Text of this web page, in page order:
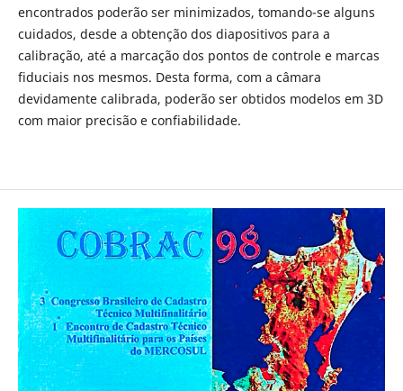
encontrados poderão ser minimizados, tomando-se alguns
cuidados, desde a obtenção dos diapositivos para a
calibração, até a marcação dos pontos de controle e marcas
fiduciais nos mesmos. Desta forma, com a câmara
devidamente calibrada, poderão ser obtidos modelos em 3D
com maior precisão e confiabilidade.